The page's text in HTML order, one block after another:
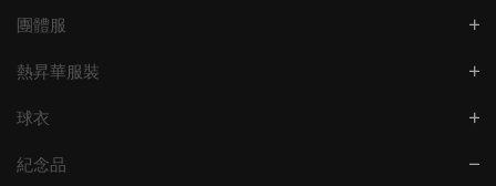
團體服
熱昇華服裝
球衣
紀念品